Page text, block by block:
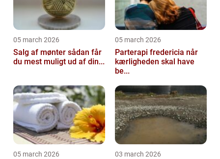
05 march 2026
Salg af mønter sådan får
du mest muligt ud af din...
05 march 2026
Parterapi fredericia når
kærligheden skal have
be...
05 march 2026 03 march 2026